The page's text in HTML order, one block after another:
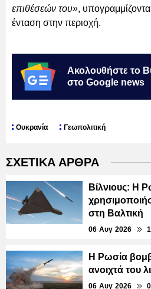
επιθέσεών του»,
ένταση στην περιοχή.
Ακολουθήστε το
στο Google news
Ουκρανία Γεωπολιτική
ΣΧΕΤΙΚΑ ΑΡΘΡΑ
Βίλνιους: Η
στη Βαλτική
06 Αυγ 2026
Η Ρωσία
ανοιχτά του
06 Αυγ 2026